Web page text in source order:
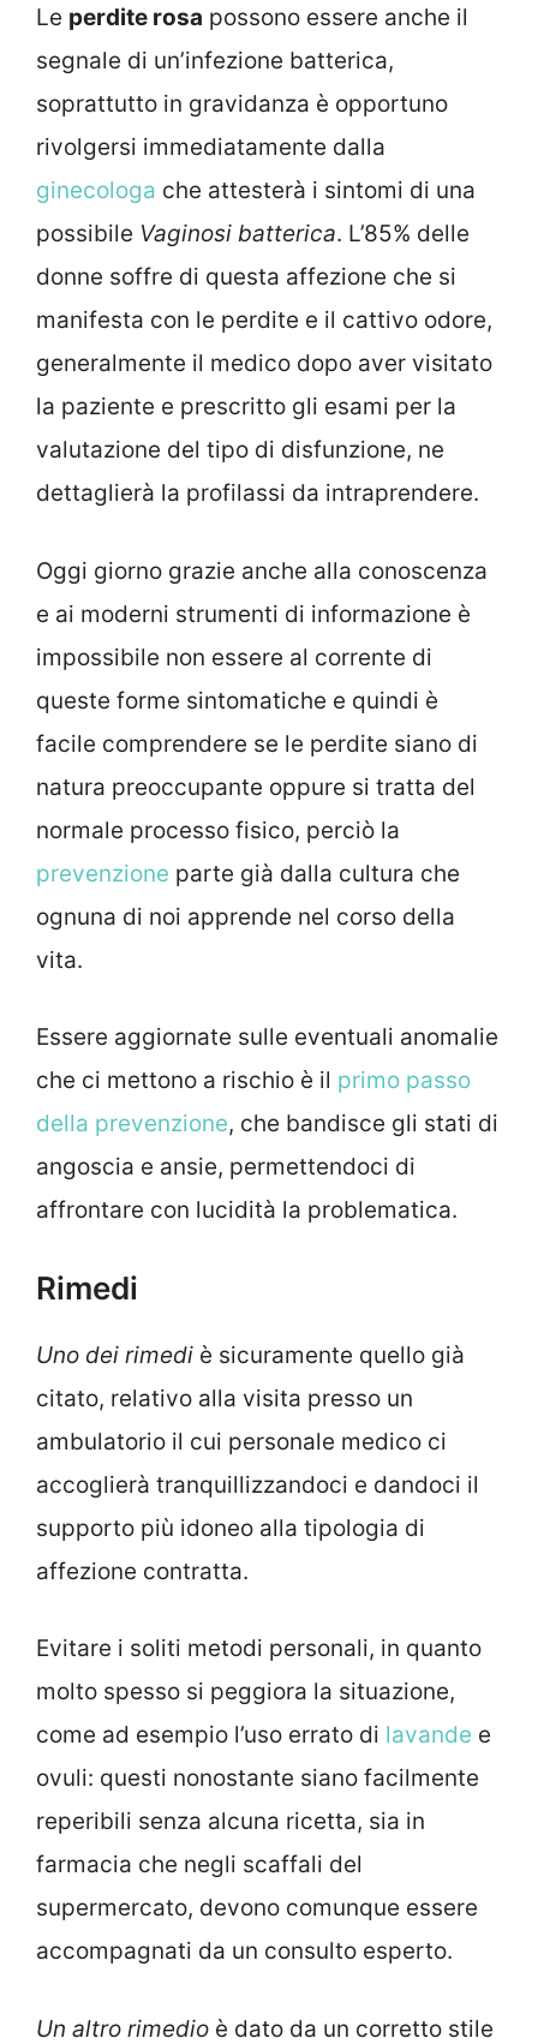
Le perdite rosa possono essere anche il
segnale di un’infezione batterica,
soprattutto in gravidanza è opportuno
rivolgersi immediatamente dalla
ginecologa che attesterà i sintomi di una
possibile Vaginosi batterica. L’85% delle
donne soffre di questa affezione che si
manifesta con le perdite e il cattivo odore,
generalmente il medico dopo aver visitato
la paziente e prescritto gli esami per la
valutazione del tipo di disfunzione, ne
dettaglierà la profilassi da intraprendere.
Oggi giorno grazie anche alla conoscenza
e ai moderni strumenti di informazione è
impossibile non essere al corrente di
queste forme sintomatiche e quindi è
facile comprendere se le perdite siano di
natura preoccupante oppure si tratta del
normale processo fisico, perciò la
prevenzione parte già dalla cultura che
ognuna di noi apprende nel corso della
vita.
Essere aggiornate sulle eventuali anomalie
che ci mettono a rischio è il primo passo
della prevenzione, che bandisce gli stati di
angoscia e ansie, permettendoci di
affrontare con lucidità la problematica.
Rimedi
Uno dei rimedi è sicuramente quello già
citato, relativo alla visita presso un
ambulatorio il cui personale medico ci
accoglierà tranquillizzandoci e dandoci il
supporto più idoneo alla tipologia di
affezione contratta.
Evitare i soliti metodi personali, in quanto
molto spesso si peggiora la situazione,
come ad esempio l’uso errato di lavande e
ovuli: questi nonostante siano facilmente
reperibili senza alcuna ricetta, sia in
farmacia che negli scaffali del
supermercato, devono comunque essere
accompagnati da un consulto esperto.
Un altro rimedio è dato da un corretto stile